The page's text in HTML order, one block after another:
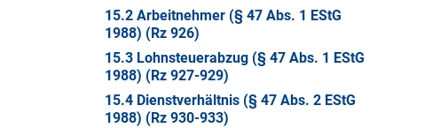
15.2 Arbeitnehmer (§ 47 Abs. 1 EStG
1988) (Rz 926)
15.3 Lohnsteuerabzug (§ 47 Abs. 1 EStG
1988) (Rz 927-929)
15.4 Dienstverhältnis (§ 47 Abs. 2 EStG
1988) (Rz 930-933)